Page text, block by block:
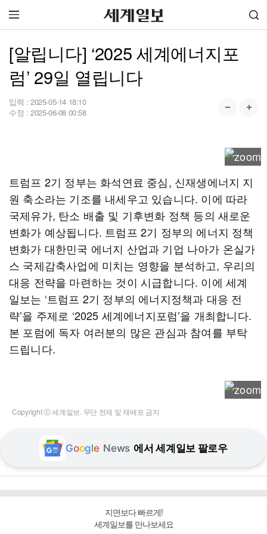
[알립니다] ‘2025 세계에너지포
럼’ 29일 열립니다
입력 : 2025-05-14 18:10
수정 : 2025-06-08 00:58
트럼프 2기 정부는 화석연료 중심, 신재생에너지 지
원 축소라는 기조를 내세우고 있습니다. 이에 따라
국제유가, 탄소 배출 및 기후변화 정책 등의 새로운
변화가 예상됩니다. 트럼프 2기 정부의 에너지 정책
변화가 대한민국 에너지 산업과 기업 나아가 온실가
스 국제감축사업에 미치는 영향을 분석하고, 우리의
대응 전략을 마련하는 것이 시급합니다. 이에 세계
일보는 ‘트럼프 2기 정부의 에너지정책과 대응 전
략’을 주제로 ‘2025 세계에너지포럼’을 개최합니다.
본 포럼에 독자 여러분의 많은 관심과 참여를 부탁
드립니다.
Copyright ⓒ 세계일보. 무단 전재 및 재배포 금지
Google News 에서 세계일보 팔로우
지면보다 빠르게!
세계일보를 만나보세요